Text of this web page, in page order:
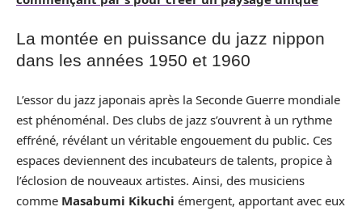
La montée en puissance du jazz nippon
dans les années 1950 et 1960
L’essor du jazz japonais après la Seconde Guerre mondiale
est phénoménal. Des clubs de jazz s’ouvrent à un rythme
effréné, révélant un véritable engouement du public. Ces
espaces deviennent des incubateurs de talents, propice à
l’éclosion de nouveaux artistes. Ainsi, des musiciens
comme Masabumi Kikuchi émergent, apportant avec eux